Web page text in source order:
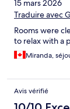
15 mars 2026
Traduire avec
Rooms were
to relax with a
Miranda,
Avis vérifié